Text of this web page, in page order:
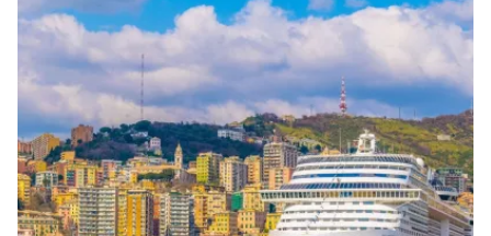
Tęsti el. paštu